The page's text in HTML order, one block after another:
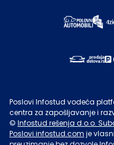
Poslovi Infostud vodeća
centra za zapošljavanje i
© Infostud rešenja d.o.o.
Poslovi.infostud.com je